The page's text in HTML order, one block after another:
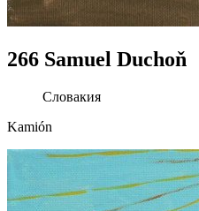
266 Samuel Duchoň
Словакия
Kamión